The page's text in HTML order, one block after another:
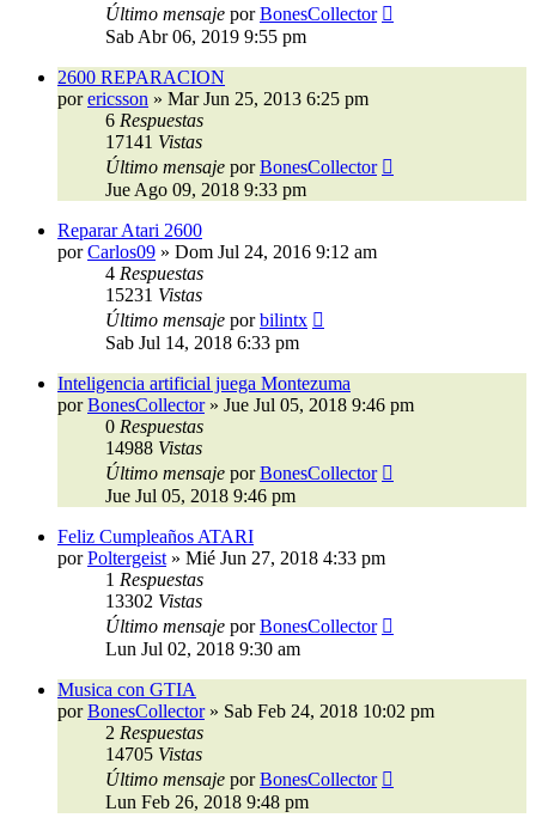
Último mensaje porBonesCollector
Sab Abr 06, 2019 9:55 pm
2600 REPARACION
porericsson » Mar Jun 25, 2013 6:25 pm
6 Respuestas
17141 Vistas
Último mensaje porBonesCollector
Jue Ago 09, 2018 9:33 pm
Reparar Atari 2600
porCarlos09 » Dom Jul 24, 2016 9:12 am
4 Respuestas
15231 Vistas
Último mensaje porbilintx
Sab Jul 14, 2018 6:33 pm
Inteligencia artificial juega Montezuma
porBonesCollector» Jue Jul 05, 2018 9:46 pm
0 Respuestas
14988 Vistas
Último mensaje porBonesCollector
Jue Jul 05, 2018 9:46 pm
Feliz Cumpleaños ATARI
porPoltergeist » Mié Jun 27, 2018 4:33 pm
1 Respuestas
13302 Vistas
Último mensaje porBonesCollector
Lun Jul 02, 2018 9:30 am
Musica con GTIA
porBonesCollector» Sab Feb 24, 2018 10:02 pm
2 Respuestas
14705 Vistas
Último mensaje porBonesCollector
Lun Feb 26, 2018 9:48 pm